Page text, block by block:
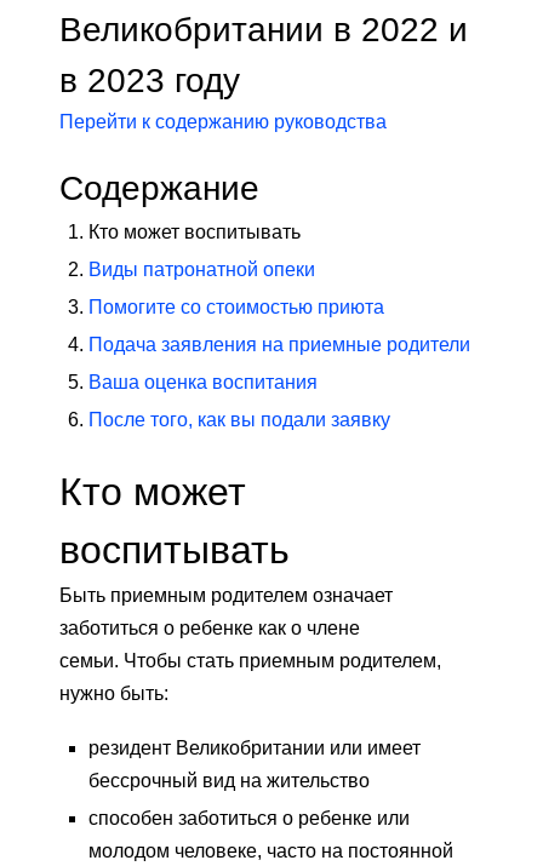
Великобритании в 2022 и
в 2023 году
Перейти к содержанию руководства
Содержание
Кто может воспитывать
Виды патронатной опеки
Помогите со стоимостью приюта
Подача заявления на приемные родители
Ваша оценка воспитания
После того, как вы подали заявку
Кто может
воспитывать
Быть приемным родителем означает
заботиться о ребенке как о члене
семьи. Чтобы стать приемным родителем,
нужно быть:
резидент Великобритании или имеет
бессрочный вид на жительство
способен заботиться о ребенке или
молодом человеке, часто на постоянной